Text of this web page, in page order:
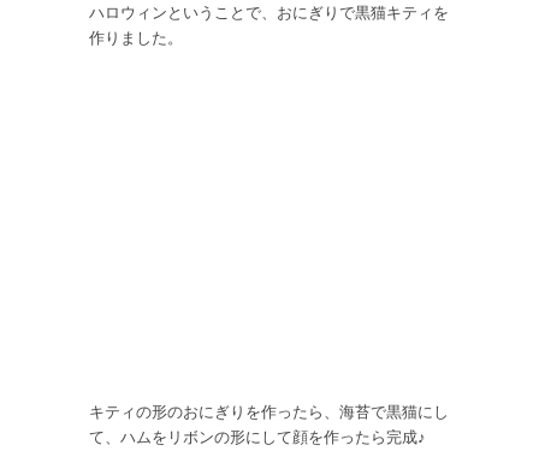
ハロウィンということで、おにぎりで黒猫キティを
作りました。
キティの形のおにぎりを作ったら、海苔で黒猫にし
て、ハムをリボンの形にして顔を作ったら完成♪